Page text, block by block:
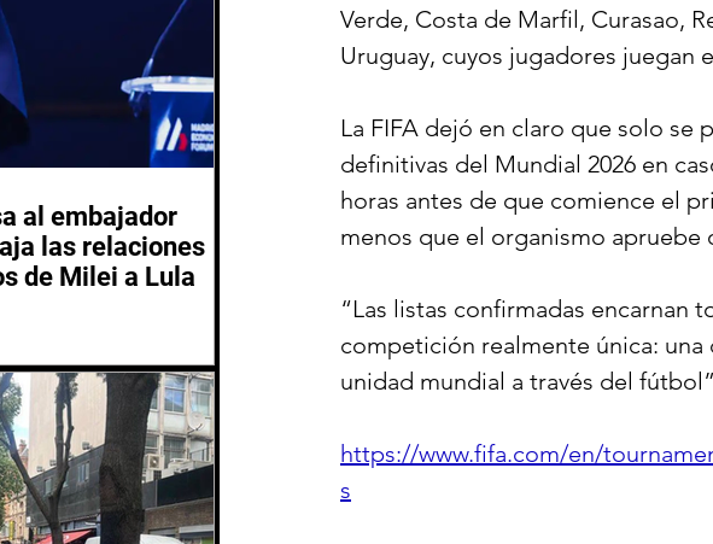
Verde, Costa de Marfil, Curasao,
Uruguay, cuyos jugadores juegan
La FIFA dejó en claro que solo se
definitivas del Mundial 2026 en
horas antes de que comience el
menos que el organismo apruebe
“Las listas confirmadas encarnan
competición realmente única:
unidad mundial a través del
https://www.fifa.com/en/
s
al embajador
las relaciones
de Milei a Lula